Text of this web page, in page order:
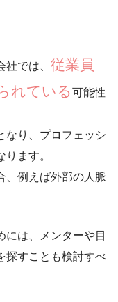
では、 従業員
れている可能性
なり、プロフェッシ
ます。
、例えば外部の人脈
には、メンターや目
探すことも検討すべ